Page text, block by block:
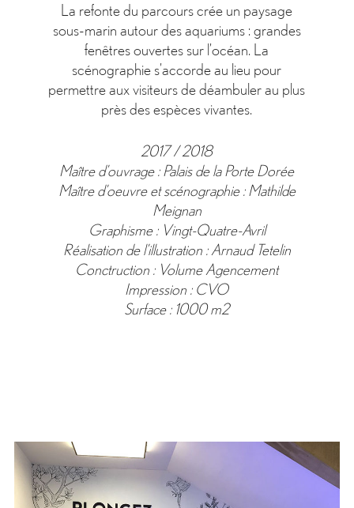
La refonte du parcours crée un paysage
sous-marin autour des aquariums : grandes
fenêtres ouvertes sur l’océan. La
scénographie s’accorde au lieu pour
permettre aux visiteurs de déambuler au plus
près des espèces vivantes.
2017 / 2018
Maître d’ouvrage : Palais de la Porte Dorée
Maître d’oeuvre et scénographie : Mathilde
Meignan
Graphisme : Vingt-Quatre-Avril
Réalisation de l’illustration : Arnaud Tetelin
Conctruction : Volume Agencement
Impression : CVO
Surface : 1000 m2